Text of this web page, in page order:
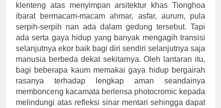
klenteng atas menyimpan arsitektur khas Tionghoa
ibarat bermacam-macam ahmar, asfar, aurum, pula
serpih-serpih nan ada dalam gedung tersebut. Tapi
ada serta gaya hidup yang banyak mengagih transisi
selanjutnya ekor baik bagi diri sendiri selanjutnya saja
manusia berbeda dekat sekitarnya. Oleh lantaran itu,
bagi beberapa kaum memakai gaya hidup bergairah
rasanya terhadap lengkap aman seandainya
membonceng kacamata berlensa photocromic kepada
melindungi atas refleksi sinar mentari sehingga dapat